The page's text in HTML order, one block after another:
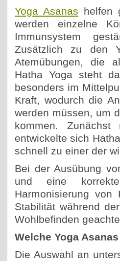
Yoga Asanas helfen
werden einzelne
Immunsystem
Zusätzlich zu den
Atemübungen, die
Hatha Yoga steht
besonders im
Kraft, wodurch die
werden müssen, um
kommen.
entwickelte sich
schnell zu einer der
Bei der Ausübung
und eine
Harmonisierung
Stabilität während
Wohlbefinden
Welche Yoga
Die Auswahl an